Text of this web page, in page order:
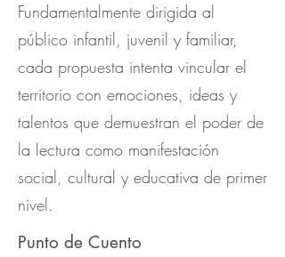
Fundamentalmente dirigida al
público infantil, juvenil y familiar,
cada propuesta intenta vincular el
territorio con emociones, ideas y
talentos que demuestran el poder de
la lectura como manifestación
social, cultural y educativa de primer
nivel.
Punto de Cuento